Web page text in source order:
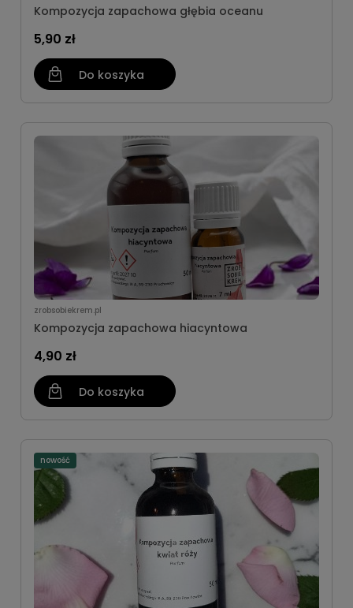
Kompozycja zapachowa głębia oceanu
5,90 zł
Do koszyka
zrobsobiekrem.pl
Kompozycja zapachowa hiacyntowa
4,90 zł
Do koszyka
nowość